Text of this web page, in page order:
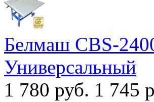
Белмаш CBS-
Универсальный
1 780 руб. 1 745